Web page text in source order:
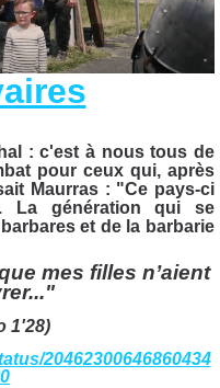
: c'est à nous tous de
pour ceux qui, après
Maurras : "Ce pays-ci
La génération qui se
et de la barbarie
mes filles n’aient
1'28)
20462300646860434